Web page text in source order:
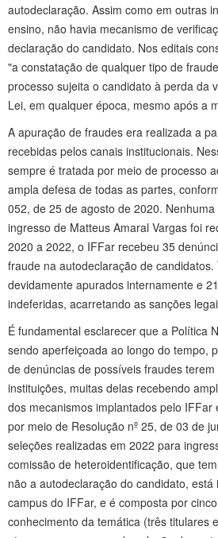
autodeclaração. Assim como em outras
ensino, não havia mecanismo de
declaração do candidato. Nos editais
"a constatação de qualquer tipo de
processo sujeita o candidato à perda da
Lei, em qualquer época, mesmo após a
A apuração de fraudes era realizada a
recebidas pelos canais institucionais.
sempre é tratada por meio de processo
ampla defesa de todas as partes,
052, de 25 de agosto de 2020.
ingresso de Matteus Amaral Vargas foi
2020 a 2022, o IFFar recebeu 35
fraude na autodeclaração de
devidamente apurados internamente e
indeferidas, acarretando as sanções
É fundamental esclarecer que a Política
sendo aperfeiçoada ao longo do tempo,
de denúncias de possíveis fraudes
instituições, muitas delas recebendo
dos mecanismos implantados pelo IFFar
por meio de Resolução nº 25, de 03 de
seleções realizadas em 2022 para
comissão de heteroidentificação, que
não a autodeclaração do candidato,
campus do IFFar, e é composta por
conhecimento da temática (três titulares